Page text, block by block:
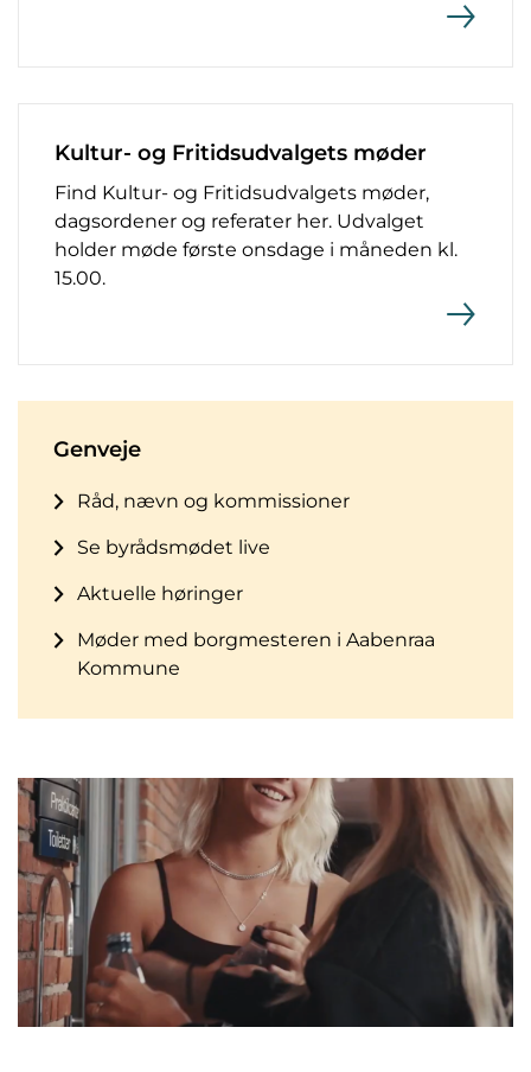
Kultur- og Fritidsudvalgets møder
Find Kultur- og Fritidsudvalgets møder,
dagsordener og referater her. Udvalget
holder møde første onsdage i måneden kl.
15.00.
Genveje
Råd, nævn og kommissioner
Se byrådsmødet live
Aktuelle høringer
Møder med borgmesteren i Aabenraa
Kommune